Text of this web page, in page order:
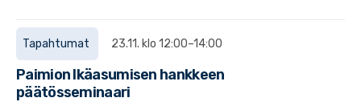
Tapahtumat 23.11. klo 12:00–14:00
Paimion Ikäasumisen hankkeen
päätösseminaari